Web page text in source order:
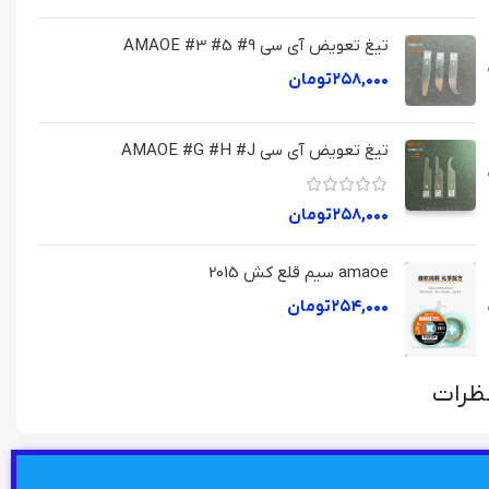
تیغ تعویض آی سی AMAOE #3 #5 #9
۲۵۸,۰۰۰تومان
تیغ تعویض آی سی AMAOE #G #H #J
۲۵۸,۰۰۰تومان
amaoe سیم قلع کش 2015
۲۵۴,۰۰۰تومان